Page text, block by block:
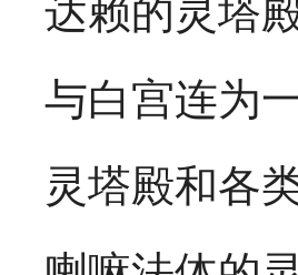
达赖的灵塔
与白宫连为
灵塔殿和各